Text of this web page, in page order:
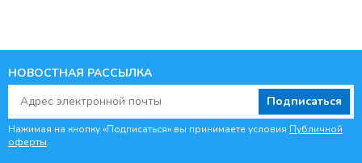
НОВОСТНАЯ РАССЫЛКА
Подписаться
Нажимая на кнопку «Подписаться» вы принимаете условия Публичной
оферты.